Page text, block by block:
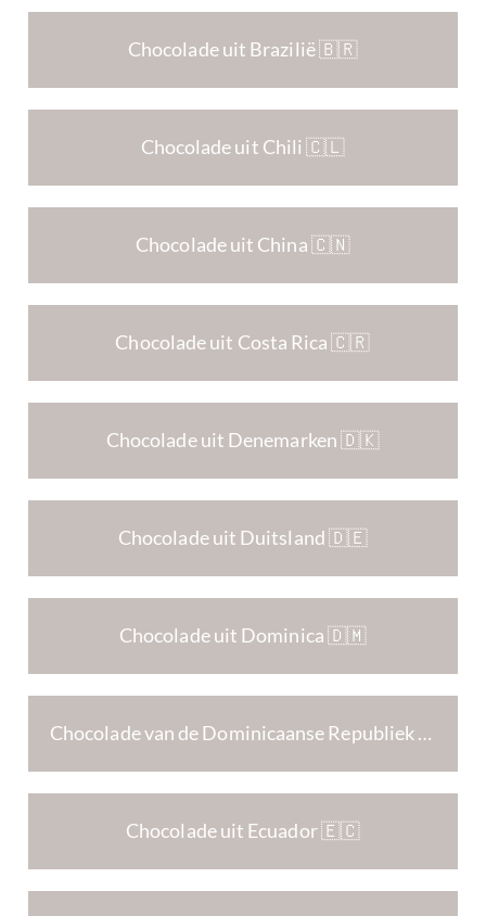
Chocolade uit Brazilië 🇧🇷
Chocolade uit Chili 🇨🇱
Chocolade uit China 🇨🇳
Chocolade uit Costa Rica 🇨🇷
Chocolade uit Denemarken 🇩🇰
Chocolade uit Duitsland 🇩🇪
Chocolade uit Dominica 🇩🇲
Chocolade van de Dominicaanse Republiek 🇩🇴
Chocolade uit Ecuador 🇪🇨